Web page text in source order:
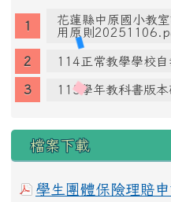
花蓮縣中原國小教
用原則
114正常教學學校
115學年教科書版
檔案下載
學生團體保險理賠